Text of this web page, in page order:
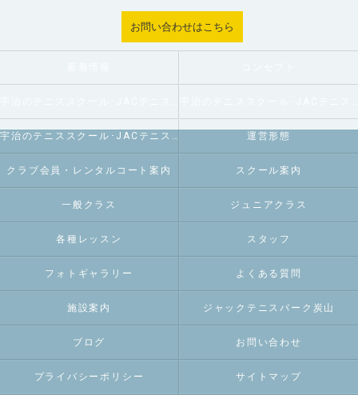
お問い合わせはこちら
宇治のテニススクール･JACテニスパーク炭山のお客様の声 運営形態
クラブ会員・レンタルコート案内 スクール案内
一般クラス ジュニアクラス
各種レッスン スタッフ
フォトギャラリー よくある質問
施設案内 ジャックテニスパーク炭山
ブログ お問い合わせ
プライバシーポリシー サイトマップ